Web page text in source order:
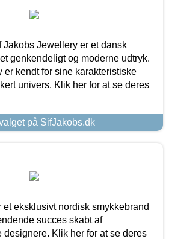
Jakobs Jewellery er et dansk
genkendeligt og moderne udtryk.
er kendt for sine karakteristiske
univers. Klik her for at se deres
på SifJakobs.dk
eksklusivt nordisk smykkebrand
succes skabt af
designere. Klik her for at se deres